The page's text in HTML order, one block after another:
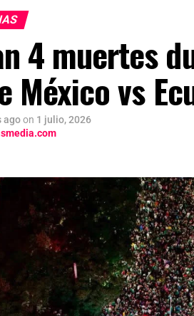
visitantes, tras los recientes
la capital.
4 muertes
vs
agoon 1 julio, 2026